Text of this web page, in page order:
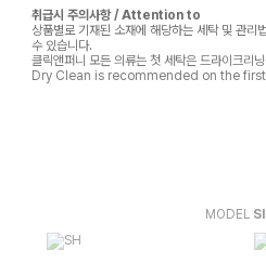
취급시 주의사항 / Attention to
상품별로 기재된 소재에 해당하는 세탁 및 관리
수 있습니다.
클릭앤퍼니 모든 의류는 첫 세탁은 드라이크리
Dry Clean is recommended on the
MODEL